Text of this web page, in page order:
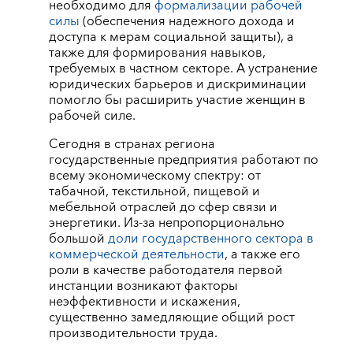
необходимо дляформализации рабочей
силы(обеспечения надежного дохода и
доступа к мерам социальной защиты), а
также для формирования навыков,
требуемых в частном секторе. А устранение
юридических барьеров и дискриминации
помогло бы расширить участие женщин в
рабочей силе.
Сегодня в странах региона
государственные предприятия работают по
всему экономическому спектру: от
табачной, текстильной, пищевой и
мебельной отраслей до сфер связи и
энергетики. Из-за непропорционально
большойдоли государственного сектора в
коммерческой деятельности, а также его
роли в качестве работодателя первой
инстанции возникают факторы
неэффективности и искажения,
существенно замедляющие общий рост
производительности труда.